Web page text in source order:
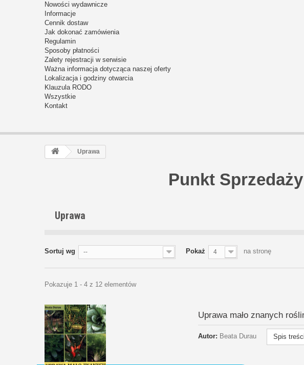
Nowości wydawnicze
Informacje
Cennik dostaw
Jak dokonać zamówienia
Regulamin
Sposoby płatności
Zalety rejestracji w serwisie
Ważna informacja dotycząca naszej oferty
Lokalizacja i godziny otwarcia
Klauzula RODO
Wszystkie
Kontakt
Uprawa
Punkt
Uprawa
Sortuj wg -- Pokaż 4 na stronę
Pokazuje 1 - 4 z 12 elementów
Uprawa mało znanych
Autor: Beata Durau Spis treści